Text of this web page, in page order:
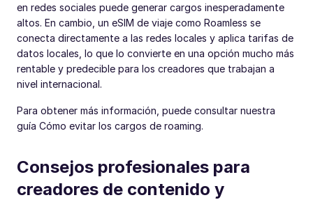
en redes sociales puede generar cargos inesperadamente
altos. En cambio, un eSIM de viaje como Roamless se
conecta directamente a las redes locales y aplica tarifas de
datos locales, lo que lo convierte en una opción mucho más
rentable y predecible para los creadores que trabajan a
nivel internacional.
Para obtener más información, puede consultar nuestra
guía Cómo evitar los cargos de roaming.
Consejos profesionales para
creadores de contenido y